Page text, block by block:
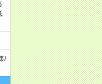
/